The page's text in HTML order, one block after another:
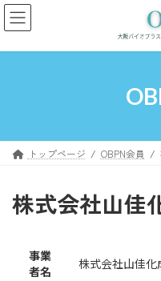
コ
ン
ン
ナ
ビ
ー
トップページ OBPN会員
株式会社山佳
事業
者名
株式会社山佳化